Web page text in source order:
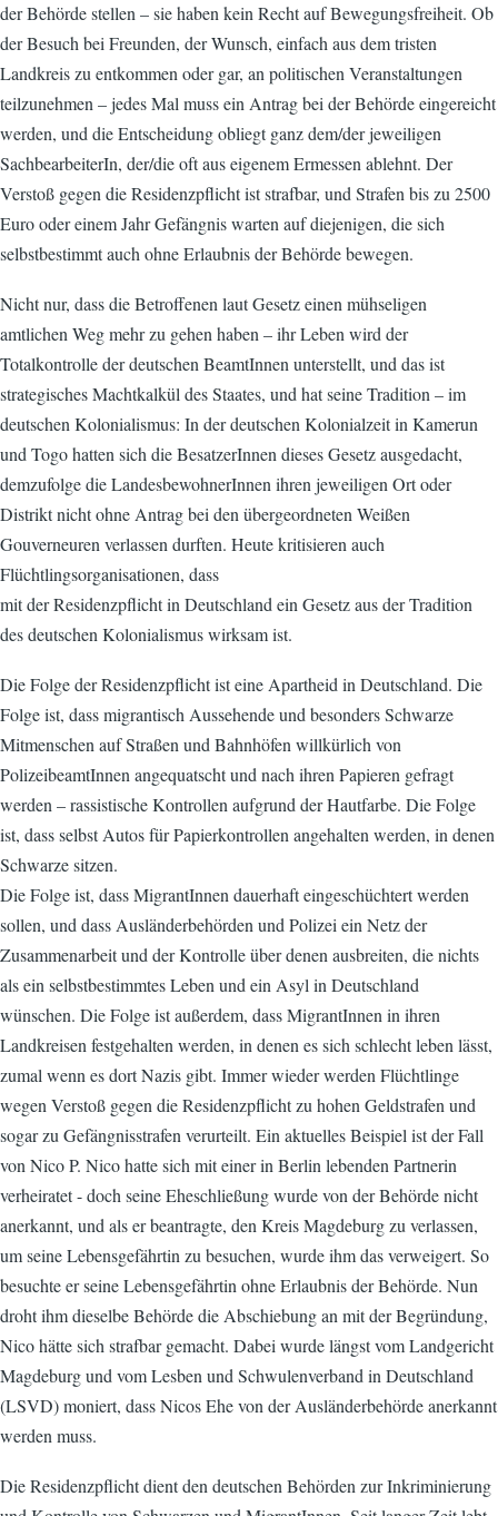
der Behörde stellen – sie haben kein Recht auf Bewegungsfreiheit. Ob
der Besuch bei Freunden, der Wunsch, einfach aus dem tristen
Landkreis zu entkommen oder gar, an politischen Veranstaltungen
teilzunehmen – jedes Mal muss ein Antrag bei der Behörde eingereicht
werden, und die Entscheidung obliegt ganz dem/der jeweiligen
SachbearbeiterIn, der/die oft aus eigenem Ermessen ablehnt. Der
Verstoß gegen die Residenzpflicht ist strafbar, und Strafen bis zu 2500
Euro oder einem Jahr Gefängnis warten auf diejenigen, die sich
selbstbestimmt auch ohne Erlaubnis der Behörde bewegen.
Nicht nur, dass die Betroffenen laut Gesetz einen mühseligen
amtlichen Weg mehr zu gehen haben – ihr Leben wird der
Totalkontrolle der deutschen BeamtInnen unterstellt, und das ist
strategisches Machtkalkül des Staates, und hat seine Tradition – im
deutschen Kolonialismus: In der deutschen Kolonialzeit in Kamerun
und Togo hatten sich die BesatzerInnen dieses Gesetz ausgedacht,
demzufolge die LandesbewohnerInnen ihren jeweiligen Ort oder
Distrikt nicht ohne Antrag bei den übergeordneten Weißen
Gouverneuren verlassen durften. Heute kritisieren auch
Flüchtlingsorganisationen, dass
mit der Residenzpflicht in Deutschland ein Gesetz aus der Tradition
des deutschen Kolonialismus wirksam ist.
Die Folge der Residenzpflicht ist eine Apartheid in Deutschland. Die
Folge ist, dass migrantisch Aussehende und besonders Schwarze
Mitmenschen auf Straßen und Bahnhöfen willkürlich von
PolizeibeamtInnen angequatscht und nach ihren Papieren gefragt
werden – rassistische Kontrollen aufgrund der Hautfarbe. Die Folge
ist, dass selbst Autos für Papierkontrollen angehalten werden, in denen
Schwarze sitzen.
Die Folge ist, dass MigrantInnen dauerhaft eingeschüchtert werden
sollen, und dass Ausländerbehörden und Polizei ein Netz der
Zusammenarbeit und der Kontrolle über denen ausbreiten, die nichts
als ein selbstbestimmtes Leben und ein Asyl in Deutschland
wünschen. Die Folge ist außerdem, dass MigrantInnen in ihren
Landkreisen festgehalten werden, in denen es sich schlecht leben lässt,
zumal wenn es dort Nazis gibt. Immer wieder werden Flüchtlinge
wegen Verstoß gegen die Residenzpflicht zu hohen Geldstrafen und
sogar zu Gefängnisstrafen verurteilt. Ein aktuelles Beispiel ist der Fall
von Nico P. Nico hatte sich mit einer in Berlin lebenden Partnerin
verheiratet - doch seine Eheschließung wurde von der Behörde nicht
anerkannt, und als er beantragte, den Kreis Magdeburg zu verlassen,
um seine Lebensgefährtin zu besuchen, wurde ihm das verweigert. So
besuchte er seine Lebensgefährtin ohne Erlaubnis der Behörde. Nun
droht ihm dieselbe Behörde die Abschiebung an mit der Begründung,
Nico hätte sich strafbar gemacht. Dabei wurde längst vom Landgericht
Magdeburg und vom Lesben und Schwulenverband in Deutschland
(LSVD) moniert, dass Nicos Ehe von der Ausländerbehörde anerkannt
werden muss.
Die Residenzpflicht dient den deutschen Behörden zur Inkriminierung